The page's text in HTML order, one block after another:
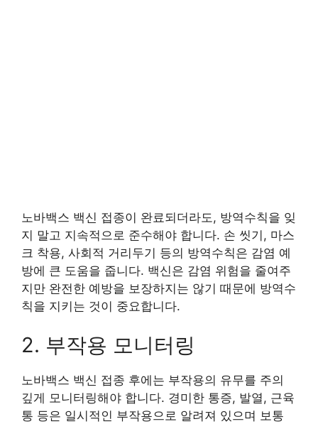
노바백스 백신 접종이 완료되더라도, 방역수칙을 잊
지 말고 지속적으로 준수해야 합니다. 손 씻기, 마스
크 착용, 사회적 거리두기 등의 방역수칙은 감염 예
방에 큰 도움을 줍니다. 백신은 감염 위험을 줄여주
지만 완전한 예방을 보장하지는 않기 때문에 방역수
칙을 지키는 것이 중요합니다.
2. 부작용 모니터링
노바백스 백신 접종 후에는 부작용의 유무를 주의
깊게 모니터링해야 합니다. 경미한 통증, 발열, 근육
통 등은 일시적인 부작용으로 알려져 있으며 보통